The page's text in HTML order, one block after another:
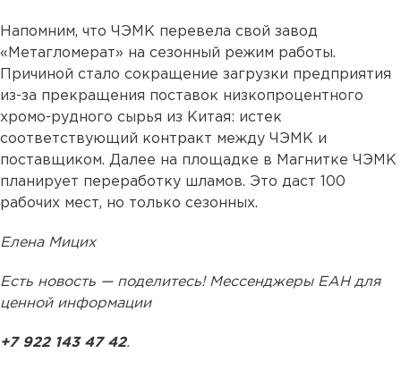
Напомним, что ЧЭМК перевела свой завод
«Метагломерат» на сезонный режим работы.
Причиной стало сокращение загрузки предприятия
из-за прекращения поставок низкопроцентного
хромо-рудного сырья из Китая: истек
соответствующий контракт между ЧЭМК и
поставщиком. Далее на площадке в Магнитке ЧЭМК
планирует переработку шламов. Это даст 100
рабочих мест, но только сезонных.
Елена Мицих
Есть новость — поделитесь! Мессенджеры ЕАН для
ценной информации
+7 922 143 47 42.